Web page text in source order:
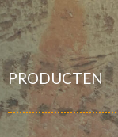
PRODUCTEN